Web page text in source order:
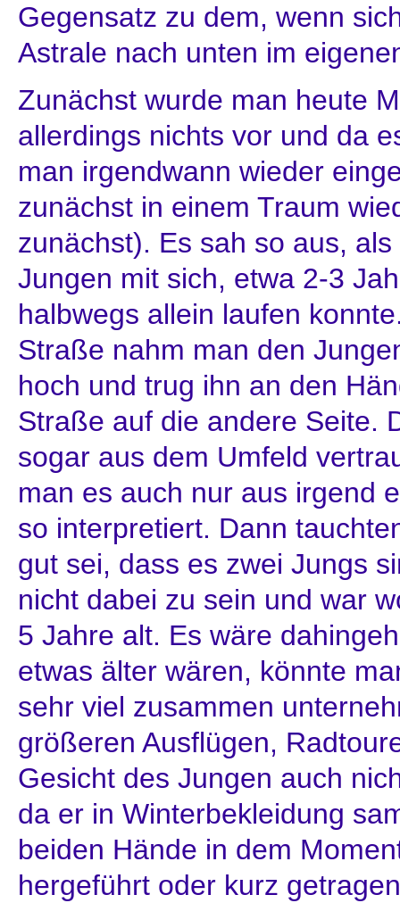
Gegensatz zu dem, wenn
Astrale nach unten im
Zunächst wurde man heute
allerdings nichts vor und da
man irgendwann wieder
zunächst in einem Traum
zunächst). Es sah so aus,
Jungen mit sich, etwa 2-3
halbwegs allein laufen
Straße nahm man den
hoch und trug ihn an den
Straße auf die andere Seite.
sogar aus dem Umfeld
man es auch nur aus irgend
so interpretiert. Dann
gut sei, dass es zwei Jungs
nicht dabei zu sein und war
5 Jahre alt. Es wäre
etwas älter wären, könnte
sehr viel zusammen
größeren Ausflügen,
Gesicht des Jungen auch
da er in Winterbekleidung
beiden Hände in dem
hergeführt oder kurz